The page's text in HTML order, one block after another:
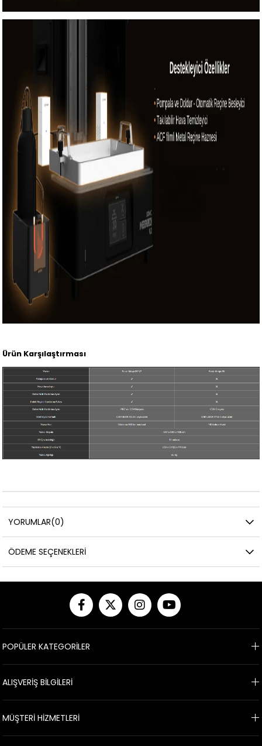
Ürün Karşılaştırması
YORUMLAR(0)
ÖDEME SEÇENEKLERI
POPÜLER KATEGORİLER
ALIŞVERİŞ BİLGİLERİ
MÜŞTERİ HİZMETLERİ